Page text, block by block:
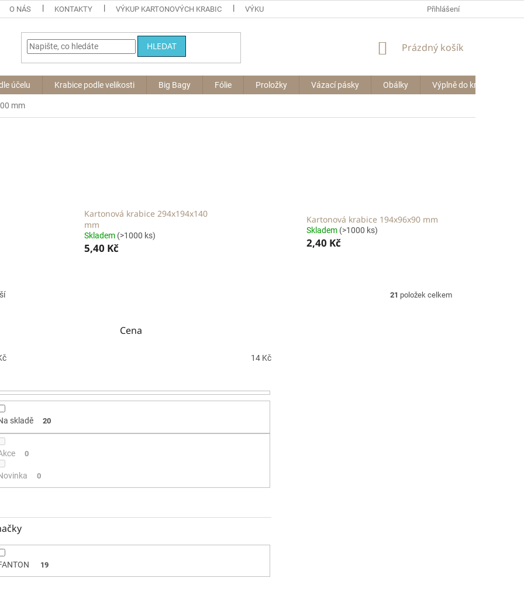
O NÁS KONTAKTY VÝKUP KARTONOVÝCH KRABIC VÝKUP BIG BAGŮ Přihlášení
HLEDAT
NÁKUPNÍ
Prázdný košík
účelu Krabice podle velikosti Big Bagy Fólie Proložky Vázací pásky Obálky Výplně do krabic
mm
Kartonová krabice 294x194x140
mm
Skladem (>1000 ks)
5,40 Kč
Kartonová krabice 194x96x90 mm
Skladem (>1000 ks)
2,40 Kč
21 položek celkem
Cena
14 Kč
skladě 20
0
0
19